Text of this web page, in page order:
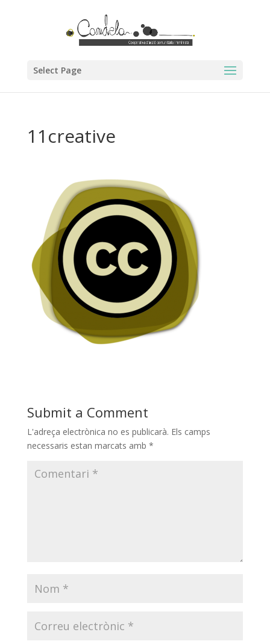
Select Page
11creative
Submit a Comment
L'adreça electrònica no es publicarà. Els camps
necessaris estan marcats amb *